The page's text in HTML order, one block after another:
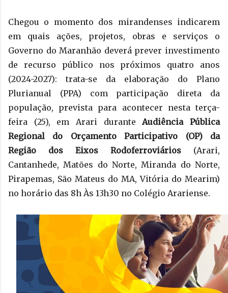
Chegou o momento dos mirandenses indicarem
em quais ações, projetos, obras e serviços o
Governo do Maranhão deverá prever investimento
de recurso público nos próximos quatro anos
(2024-2027): trata-se da elaboração do Plano
Plurianual (PPA) com participação direta da
população, prevista para acontecer nesta terça-
feira (25), em Arari duranteAudiência Pública
Regional do Orçamento Participativo (OP) da
Região dos Eixos Rodoferroviários (Arari,
Cantanhede, Matões do Norte, Miranda do Norte,
Pirapemas, São Mateus do MA, Vitória do Mearim)
no horário das 8h Às 13h30 no Colégio Arariense.